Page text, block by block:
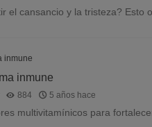
el cansancio y la tristeza? Esto
inmune
884 5 años hace
multivitamínicos para